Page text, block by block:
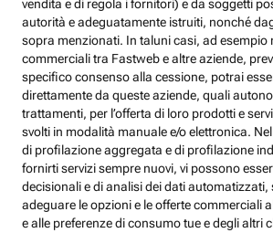
vendita e di regola i fornitori) e da soggetti
autorità e adeguatamente istruiti, nonché
sopra menzionati. In taluni casi, ad esempio
commerciali tra Fastweb e altre aziende,
specifico consenso alla cessione, potrai
direttamente da queste aziende, quali
trattamenti, per l’offerta di loro prodotti e
svolti in modalità manuale e/o elettronica.
di profilazione aggregata e di profilazione
fornirti servizi sempre nuovi, vi possono
decisionali e di analisi dei dati automatizzati,
adeguare le opzioni e le offerte commerciali
e alle preferenze di consumo tue e degli altri